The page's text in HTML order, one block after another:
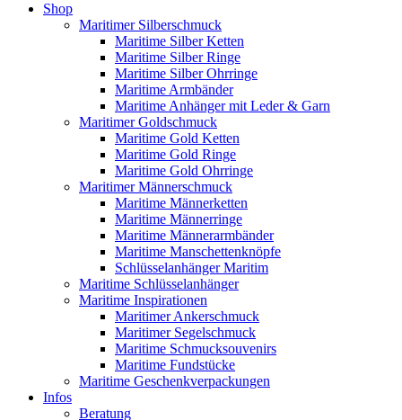
Shop
Maritimer Silberschmuck
Maritime Silber Ketten
Maritime Silber Ringe
Maritime Silber Ohrringe
Maritime Armbänder
Maritime Anhänger mit Leder & Garn
Maritimer Goldschmuck
Maritime Gold Ketten
Maritime Gold Ringe
Maritime Gold Ohrringe
Maritimer Männerschmuck
Maritime Männerketten
Maritime Männerringe
Maritime Männerarmbänder
Maritime Manschettenknöpfe
Schlüsselanhänger Maritim
Maritime Schlüsselanhänger
Maritime Inspirationen
Maritimer Ankerschmuck
Maritimer Segelschmuck
Maritime Schmucksouvenirs
Maritime Fundstücke
Maritime Geschenkverpackungen
Infos
Beratung